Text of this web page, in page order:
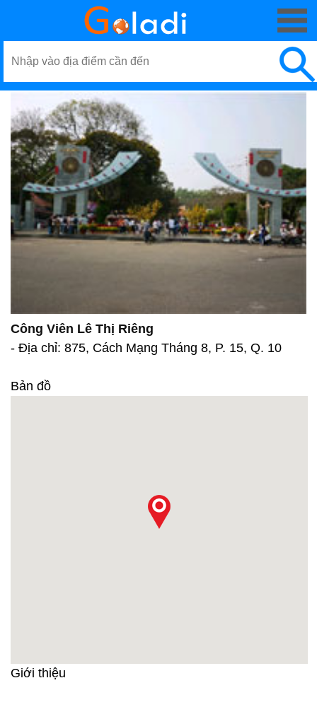
Công Viên Lê Thị Riêng
- Địa chỉ: 875, Cách Mạng Tháng 8, P. 15, Q. 10
Bản đồ
Giới thiệu